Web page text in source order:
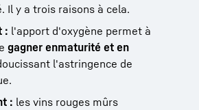
Il y a trois raisons à cela.
: l'apport d'oxygène permet à
gagner enmaturité et en
l'astringence de
: les vins rouges mûrs